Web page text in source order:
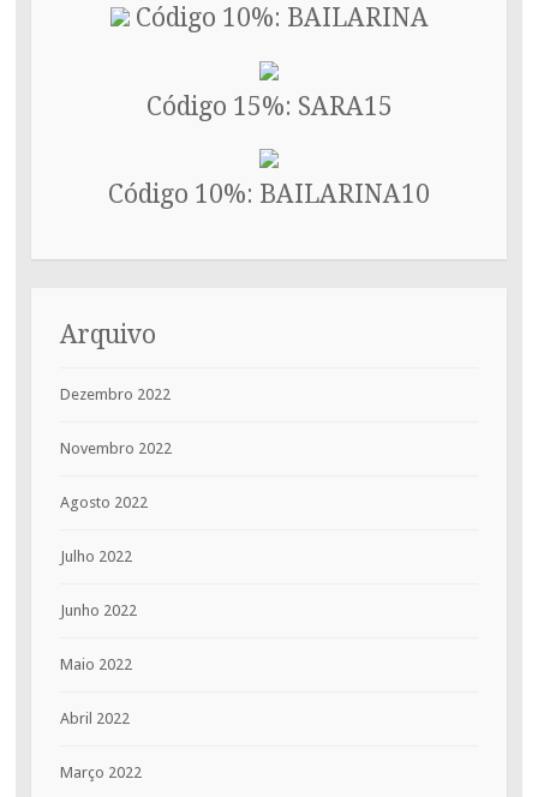
Código 10%: BAILARINA
Código 15%: SARA15
Código 10%: BAILARINA10
Arquivo
Dezembro 2022
Novembro 2022
Agosto 2022
Julho 2022
Junho 2022
Maio 2022
Abril 2022
Março 2022